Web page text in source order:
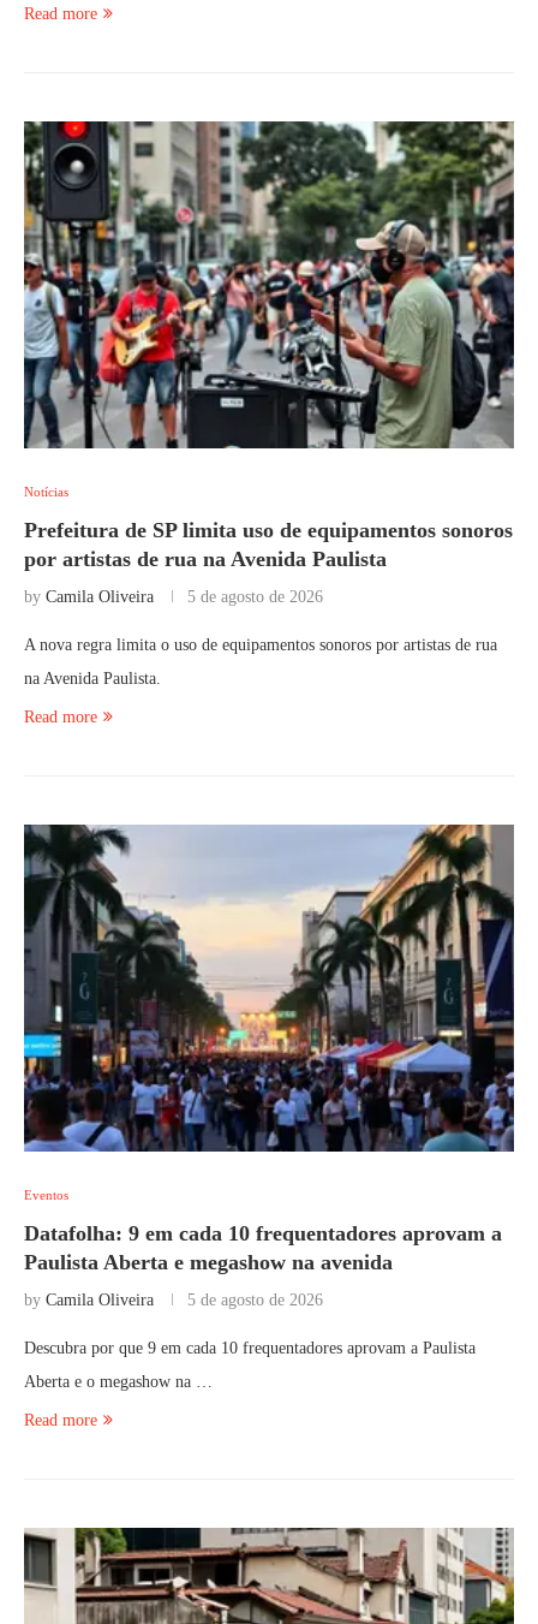
Read more
Notícias
Prefeitura de SP limita uso de equipamentos sonoros
por artistas de rua na Avenida Paulista
by Camila Oliveira 5 de agosto de 2026
A nova regra limita o uso de equipamentos sonoros por artistas de rua
na Avenida Paulista.
Read more
Eventos
Datafolha: 9 em cada 10 frequentadores aprovam a
Paulista Aberta e megashow na avenida
by Camila Oliveira 5 de agosto de 2026
Descubra por que 9 em cada 10 frequentadores aprovam a Paulista
Aberta e o megashow na …
Read more